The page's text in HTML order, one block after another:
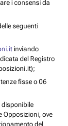
i consensi da
seguenti
inviando
del Registro
fisse o 06
disponibile
Opposizioni, ove
del